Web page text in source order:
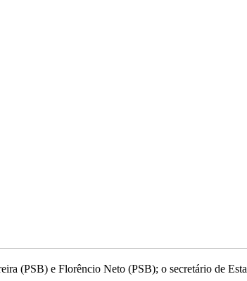
(PSB) e Florêncio Neto (PSB); o secretário de